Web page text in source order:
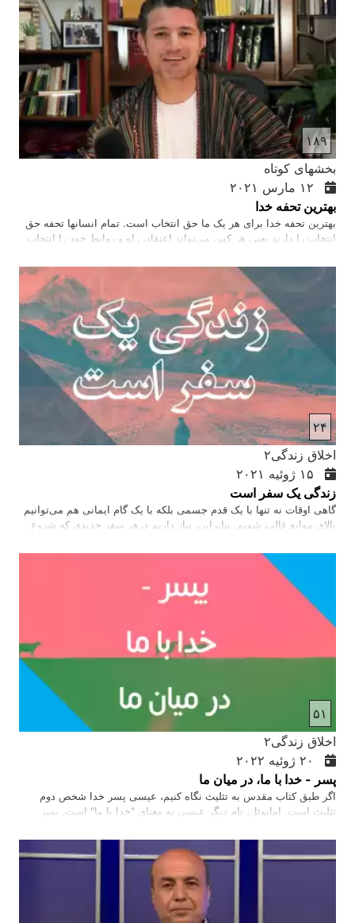
۱۸۹
بخشهای کوتاه
بهترین تحفه خدا
بهترین تحفه خدا برای هر یک ما حق انتخاب است. تمام انسانها تحفه حق
انتخاب را دارند یعنی هر کس می‌تواند اعتقاد، راه و روابط خود را انتخاب
زندگی انجام بدهیم. خداوند از ما می‌خواهد که او را انتخاب کنیم و دیگران
را دوست داشته باشیم.
۲۴
اخلاق زندگی۲
زندگی یک سفر است
گاهی اوقات نه تنها با یک قدم جسمی بلکه با یک گام ایمانی هم می‌توانیم
بالای موانع غالب شویم. بنابراین، نیاز داریم درهر سفر جدیدی که شروع
بطلبیم زیرا که او حاضر است راه زندگی را برای ما نشان دهد.
۵۱
اخلاق زندگی۲
پسر - خدا با ما، در میان ما
اگر طبق کتاب مقدس به تثلیث نگاه کنیم، عیسی پسر خدا شخص دوم
تثلیث است. امانوئل، نام دیگر عیسی به معنای "خدا با ما" است. پسر
دهنده و محقق کننده شریعت است